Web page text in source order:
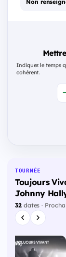
Non
Indiquez le temps
cohérent.
TOURNÉE
Toujours
Johnny
32dates ·
155j